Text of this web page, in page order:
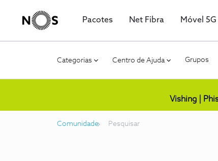
Pacotes Net Fibra Móvel 5G
Categorias Centro de Ajuda Grupos
Vishing |
Comunidade Pesquisar